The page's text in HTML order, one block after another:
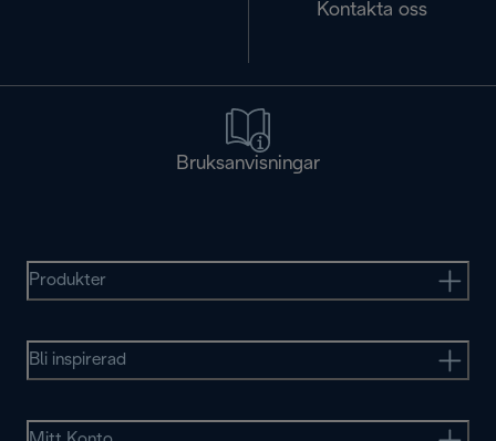
Kontakta oss
Bruksanvisningar
Produkter
Bli inspirerad